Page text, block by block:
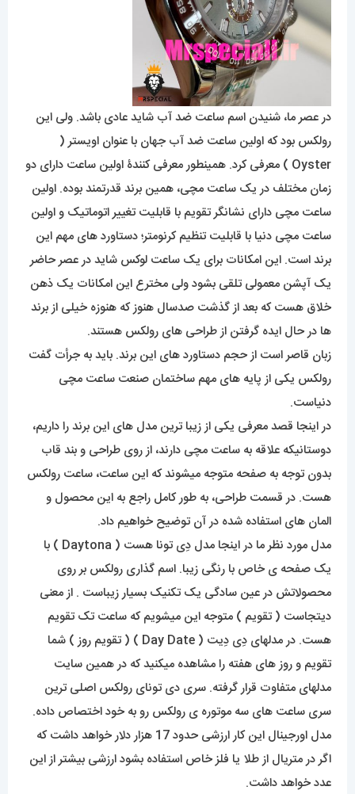
در عصر ما، شنیدن اسم ساعت ضد آب شاید عادی باشد. ولی این
رولکس بود که اولین ساعت ضد آب جهان با عنوان اویستر (
Oyster ) معرفی کرد. همینطور معرفی کنندۀ اولین ساعت دارای دو
زمان مختلف در یک ساعت مچی، همین برند قدرتمند بوده. اولین
ساعت مچی دارای نشانگر تقویم با قابلیت تغییر اتوماتیک و اولین
ساعت مچی دنیا با قابلیت تنظیم کرنومتر؛ دستاورد های مهم این
برند است. این امکانات برای یک ساعت لوکس شاید در عصر حاضر
یک آپشن معمولی تلقی بشود ولی مخترع این امکانات یک ذهن
خلاق هست که بعد از گذشت صدسال هنوز که هنوزه خیلی از برند
ها در حال ایده گرفتن از طراحی های رولکس هستند.
زبان قاصر است از حجم دستاورد های این برند. باید به جرأت گفت
رولکس یکی از پایه های مهم ساختمان صنعت ساعت مچی
دنیاست.
در اینجا قصد معرفی یکی از زیبا ترین مدل های این برند را داریم،
دوستانیکه علاقه به ساعت مچی دارند، از روی طراحی و بند قاب
بدون توجه به صفحه متوجه میشوند که این ساعت، ساعت رولکس
هست. در قسمت طراحی، به طور کامل راجع به این محصول و
المان های استفاده شده در آن توضیح خواهیم داد.
مدل مورد نظر ما در اینجا مدل دِی تونا هست ( Daytona ) با
یک صفحه ی خاص با رنگی زیبا. اسم گذاری رولکس بر روی
محصولاتش در عین سادگی یک تکنیک بسیار زیباست . از معنی
دیتجاست ( تقویم ) متوجه این میشویم که ساعت تک تقویم
هست. در مدلهای دِی دِیت ( Day Date ) ( تقویم روز ) شما
تقویم و روز های هفته را مشاهده میکنید که در همین سایت
مدلهای متفاوت قرار گرفته. سری دی تونای رولکس اصلی ترین
سری ساعت های سه موتوره ی رولکس رو به خود اختصاص داده.
مدل اورجینال این کار ارزشی حدود 17 هزار دلار خواهد داشت که
اگر در متریال از طلا یا فلز خاص استفاده بشود ارزشی بیشتر از این
عدد خواهد داشت.